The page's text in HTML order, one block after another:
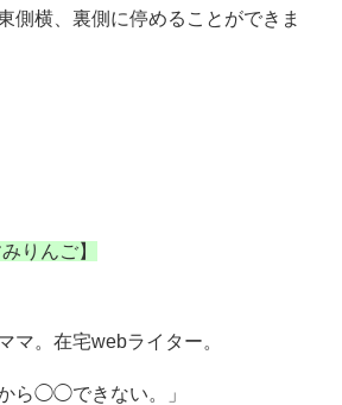
側横、裏側に停めることができま
りんご】
マ。在宅webライター。
ら◯◯できない。」